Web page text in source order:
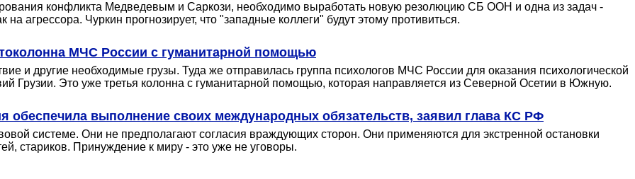
конфликта Медведевым и Саркози, необходимо выработать новую резолюцию СБ ООН и одна из задач -
агрессора. Чуркин прогнозирует, что "западные коллеги" будут этому противиться.
МЧС России с гуманитарной помощью
и другие необходимые грузы. Туда же отправилась группа психологов МЧС России для оказания психологической
Грузии. Это уже третья колонна с гуманитарной помощью, которая направляется из Северной Осетии в Южную.
обеспечила выполнение своих международных обязательств, заявил глава КС РФ
системе. Они не предполагают согласия враждующих сторон. Они применяются для экстренной остановки
стариков. Принуждение к миру - это уже не уговоры.